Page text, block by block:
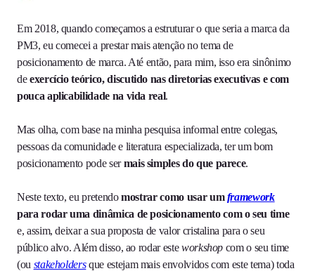
Em 2018, quando começamos a estruturar o que seria a marca da
PM3, eu comecei a prestar mais atenção no tema de
posicionamento de marca. Até então, para mim, isso era sinônimo
deexercício teórico, discutido nas diretorias executivas e com
pouca aplicabilidade na vida real.
Mas olha, com base na minha pesquisa informal entre colegas,
pessoas da comunidade e literatura especializada, ter um bom
posicionamento pode sermais simples do que parece.
Neste texto, eu pretendomostrar como usar umframework
para rodar uma dinâmica de posicionamento com o seu time
e, assim, deixar a sua proposta de valor cristalina para o seu
público alvo. Além disso, ao rodar esteworkshop com o seu time
(ou stakeholdersque estejam mais envolvidos com este tema) toda